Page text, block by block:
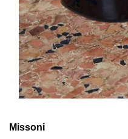
Missoni